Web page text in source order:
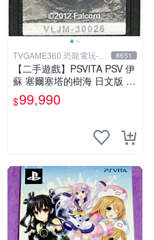
TVGAME360 恐龍電玩-台
中店
8651
【二手遊戲】PSVITA PSV 伊
蘇 塞爾塞塔的樹海 日文版 裸
裝【台中恐龍電玩】
$99,990